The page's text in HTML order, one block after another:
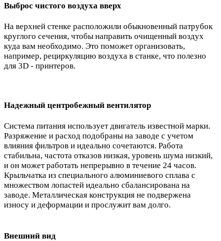
Выброс чистого воздуха вверх
На верхней стенке расположили обыкновенный патрубок
круглого сечения, чтобы направить очищенный воздух
куда вам необходимо. Это поможет организовать,
например, рециркуляцию воздуха в станке, что полезно
для 3D - принтеров.
Надежный центробежный вентилятор
Система питания использует двигатель известной марки.
Разряжение и расход подобраны на заводе с учетом
влияния фильтров и идеально сочетаются. Работа
стабильна, частота отказов низкая, уровень шума низкий,
и он может работать непрерывно в течение 24 часов.
Крыльчатка из специального алюминиевого сплава с
множеством лопастей идеально сбалансирована на
заводе. Металлическая конструкция не подвержена
износу и деформации и прослужит вам долго.
Внешний вид